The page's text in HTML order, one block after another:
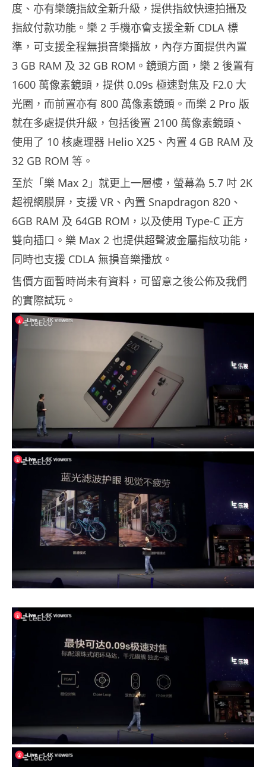
度、亦有樂鏡指紋全新升級，提供指紋快速拍攝及
指紋付款功能。樂 2 手機亦會支援全新 CDLA 標
準，可支援全程無損音樂播放，內存方面提供內置
3 GB RAM 及 32 GB ROM。鏡頭方面，樂 2 後置有
1600 萬像素鏡頭，提供 0.09s 極速對焦及 F2.0 大
光圈，而前置亦有 800 萬像素鏡頭。而樂 2 Pro 版
就在多處提供升級，包括後置 2100 萬像素鏡頭、
使用了 10 核處理器 Helio X25、內置 4 GB RAM 及
32 GB ROM 等。
至於「樂 Max 2」就更上一層樓，螢幕為 5.7 吋 2K
超視網膜屏，支援 VR、內置 Snapdragon 820、
6GB RAM 及 64GB ROM，以及使用 Type-C 正方
雙向插口。樂 Max 2 也提供超聲波金屬指紋功能，
同時也支援 CDLA 無損音樂播放。
售價方面暫時尚未有資料，可留意之後公佈及我們
的實際試玩。